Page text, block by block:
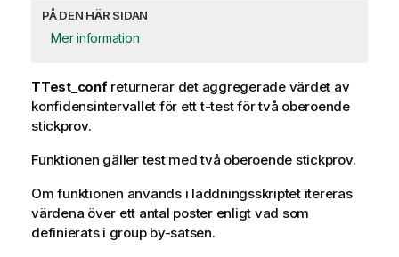
PÅ DEN HÄR SIDAN
Mer information
TTest_confreturnerar det aggregerade värdet av
konfidensintervallet för ett t-test för två oberoende
stickprov.
Funktionen gäller test med två oberoende stickprov.
Om funktionen används i laddningsskriptet itereras
värdena över ett antal poster enligt vad som
definierats i group by-satsen.